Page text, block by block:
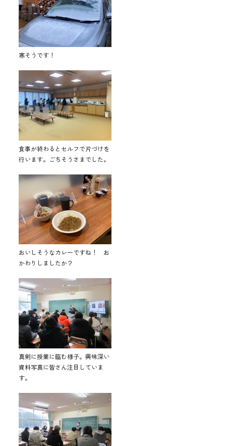
寒そうです！
食事が終わるとセルフで片づけを
行います。ごちそうさまでした。
おいしそうなカレーですね！ お
かわりしましたか？
真剣に授業に臨む様子。興味深い
資料写真に皆さん注目していま
す。